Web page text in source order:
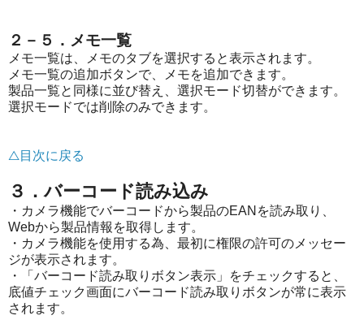
２－５．メモ一覧
メモ一覧は、メモのタブを選択すると表示されます。
メモ一覧の追加ボタンで、メモを追加できます。
製品一覧と同様に並び替え、選択モード切替ができます。
選択モードでは削除のみできます。
△目次に戻る
３．バーコード読み込み
・カメラ機能でバーコードから製品のEANを読み取り、
Webから製品情報を取得します。
・カメラ機能を使用する為、最初に権限の許可のメッセー
ジが表示されます。
・「バーコード読み取りボタン表示」をチェックすると、
底値チェック画面にバーコード読み取りボタンが常に表示
されます。